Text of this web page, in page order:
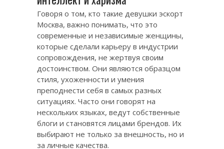
Говоря о том, кто такие девушки эскорт
Москва, важно понимать, что это
современные и независимые женщины,
которые сделали карьеру в индустрии
сопровождения, не жертвуя своим
достоинством. Они являются образцом
стиля, ухоженности и умения
преподнести себя в самых разных
ситуациях. Часто они говорят на
нескольких языках, ведут собственные
блоги и становятся лицами брендов. Их
выбирают не только за внешность, но и
за личные качества.